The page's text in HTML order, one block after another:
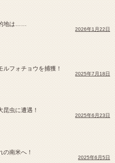
地は……
2026年1月22日
ルフォチョウを捕獲！
2025年7月18日
昆虫に遭遇！
2025年6月23日
の南米へ！
2025年6月5日